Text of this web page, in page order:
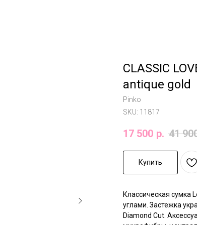
CLASSIC
antique gold
Pinko
SKU: 11817
17 500 р. 41
Купить
Классическая сумка
углами. Застежка
Diamond Cut.